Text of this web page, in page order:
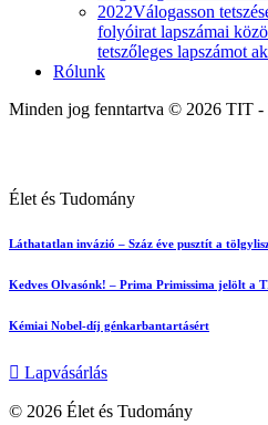
2022Válogasson
folyóirat lapszámai
tetszőleges lapszámot
Rólunk
Minden jog fenntartva © 2026 TIT -
Élet és Tudomány
Láthatatlan invázió – Száz éve pusztít a
Kedves Olvasónk! – Prima Primissima jelölt a
Kémiai Nobel-díj génkarbantartásért
Lapvásárlás
© 2026 Élet és Tudomány